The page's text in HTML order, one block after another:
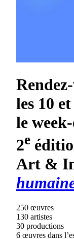
les 10
le
2e
Art &
250 œuvres
130 artistes
30 productions
6 œuvres dans